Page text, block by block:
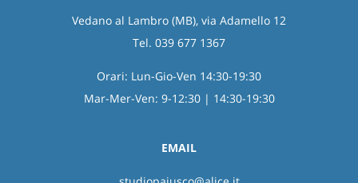
Vedano al Lambro (MB), via Adamello 12
Tel. 039 677 1367
Orari: Lun-Gio-Ven 14:30-19:30
Mar-Mer-Ven: 9-12:30 | 14:30-19:30
EMAIL